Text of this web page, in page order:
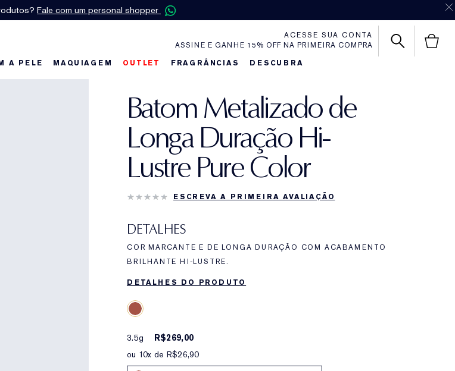
Fale com um personal shopper
ASSINE E GANHE 15% OFF NA PRIMEIRA COMPRA
ACESSE SUA CONTA
A PELE MAQUIAGEM OUTLET FRAGRÂNCIAS DESCUBRA
Batom Metalizado de
Longa Duração Hi-
Lustre Pure Color
ESCREVA A PRIMEIRA AVALIAÇÃO
DETALHES
COR MARCANTE E DE LONGA DURAÇÃO COM ACABAMENTO
BRILHANTE HI-LUSTRE.
DETALHES DO PRODUTO
3.5g
R$269,00
ou 10x de R$26,90